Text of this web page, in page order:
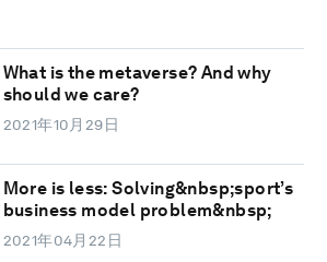
What is the metaverse? And why
should we care?
2021年10月29日
More is less: Solving&nbsp;sport’s
business model problem&nbsp;
2021年04月22日